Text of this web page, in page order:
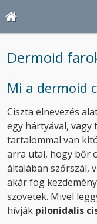
Dermoid
Mi a dermoid
Ciszta elnevezés
egy hártyával,
tartalommal van
arra utal, hogy bőr
általában szőrszál,
akár fog
szövetek. Mivel
hívják pilonidalis